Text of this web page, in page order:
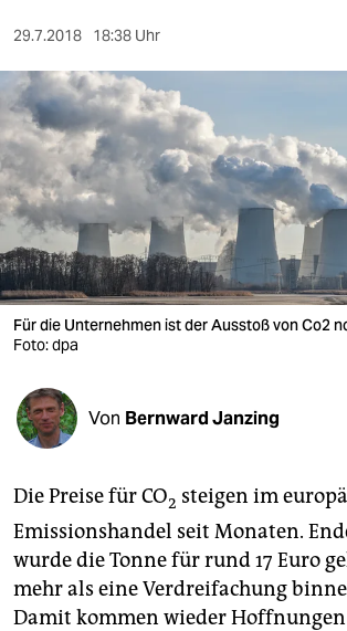
sport
berlin
nord
wahrheit
verlag
verlag
veranstaltungen
shop
fragen & hilfe
unterstützen
abo
genossenschaft
epaper login
29.7.2018 18:38 Uhr
Für die Unternehmen ist der Ausstoß von Co2
Foto: dpa
Von Bernward Janzing
Die Preise für CO2 steigen im
Emissionshandel seit Monaten.
wurde die Tonne für rund 17 Euro
mehr als eine Verdreifachung
Damit kommen wieder Hoffnungen